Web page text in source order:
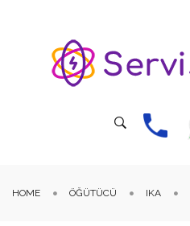
HOME ÖĞÜTÜCÜ IKA